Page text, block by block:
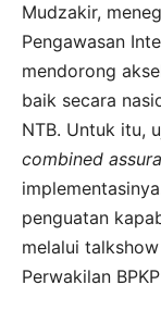
Mudzakir,
Pengawasan
mendorong
baik secara
NTB. Untuk itu,
combined
penguatan
melalui
Perwakilan